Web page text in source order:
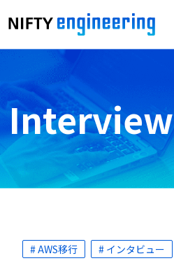
Interview
# AWS移行
# インタビュー